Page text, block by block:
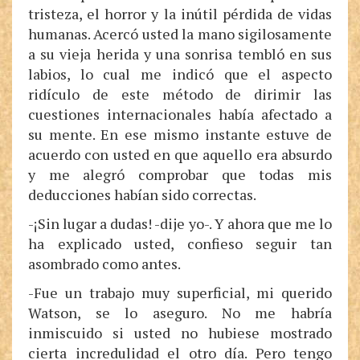
tristeza, el horror y la inútil pérdida de vidas
humanas. Acercó usted la mano sigilosamente
a su vieja herida y una sonrisa tembló en sus
labios, lo cual me indicó que el aspecto
ridículo de este método de dirimir las
cuestiones internacionales había afectado a
su mente. En ese mismo instante estuve de
acuerdo con usted en que aquello era absurdo
y me alegró comprobar que todas mis
deducciones habían sido correctas.
-¡Sin lugar a dudas! -dije yo-. Y ahora que me lo
ha explicado usted, confieso seguir tan
asombrado como antes.
-Fue un trabajo muy superficial, mi querido
Watson, se lo aseguro. No me habría
inmiscuido si usted no hubiese mostrado
cierta incredulidad el otro día. Pero tengo